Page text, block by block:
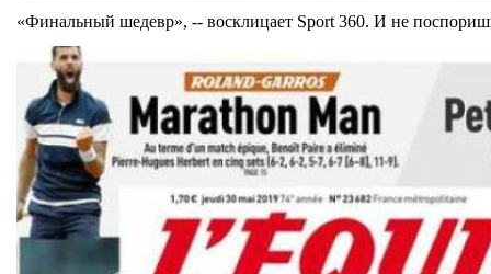
«Финальный шедевр», -- восклицает Sport 360. И не